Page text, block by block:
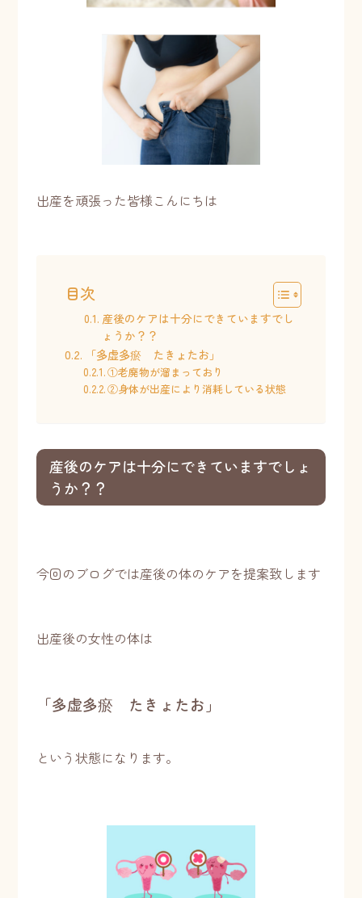
出産を頑張った皆様こんにちは
目次
産後のケアは十分にできていますでし
ょうか？？
「多虚多瘀 たきょたお」
①老廃物が溜まっており
②身体が出産により消耗している状態
産後のケアは十分にできていますでしょ
うか？？
今回のブログでは産後の体のケアを提案致します
出産後の女性の体は
「多虚多瘀 たきょたお」
という状態になります。